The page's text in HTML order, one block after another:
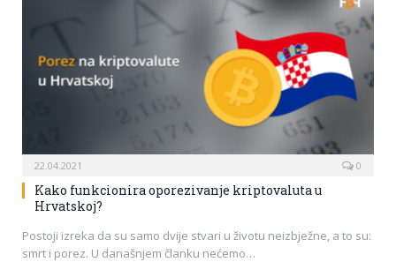
22.04.2021 0
Kako funkcionira oporezivanje kriptovaluta u
Hrvatskoj?
Postoji izreka da su samo dvije stvari u životu neizbježne, a to su:
smrt i porez. U današnjem članku nećemo…